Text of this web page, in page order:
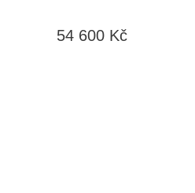
54 600 Kč